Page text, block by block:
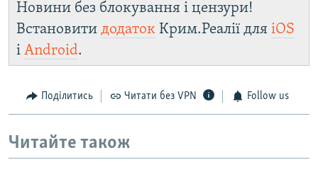
Новини без блокування і цензури!
Встановити додаток Крим.Реалії для iOS
і Android.
Поділитись Читати без VPN Follow us
Читайте також